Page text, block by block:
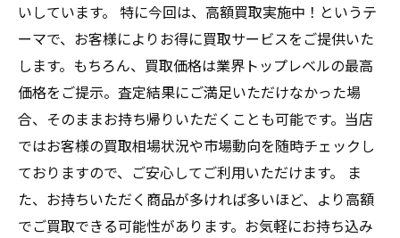
いしています。 特に今回は、高額買取実施中！というテ
ーマで、お客様によりお得に買取サービスをご提供いた
します。もちろん、買取価格は業界トップレベルの最高
価格をご提示。査定結果にご満足いただけなかった場
合、そのままお持ち帰りいただくことも可能です。当店
ではお客様の買取相場状況や市場動向を随時チェックし
ておりますので、ご安心してご利用いただけます。 ま
た、お持ちいただく商品が多ければ多いほど、より高額
でご買取できる可能性があります。お気軽にお持ち込み